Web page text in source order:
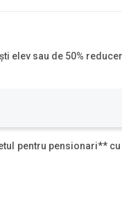
elev sau de 50%
pentru pensionari**